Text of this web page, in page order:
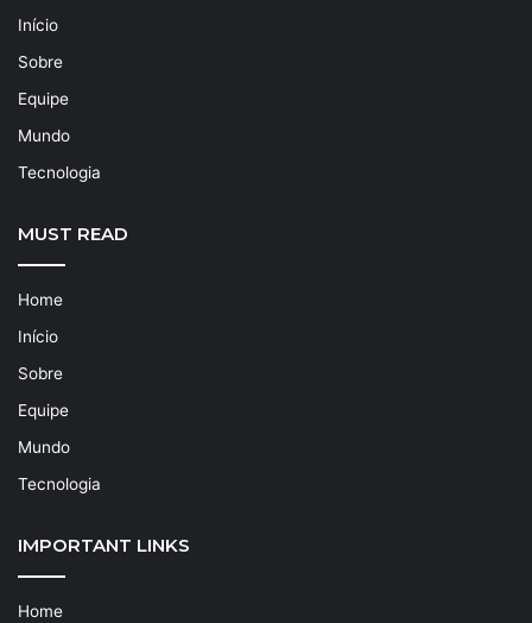
Início
Sobre
Equipe
Mundo
Tecnologia
MUST READ
Home
Início
Sobre
Equipe
Mundo
Tecnologia
IMPORTANT LINKS
Home